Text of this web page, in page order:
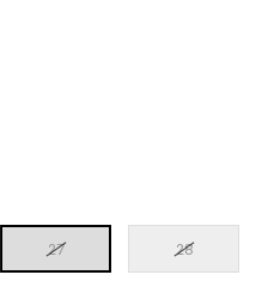
27 28